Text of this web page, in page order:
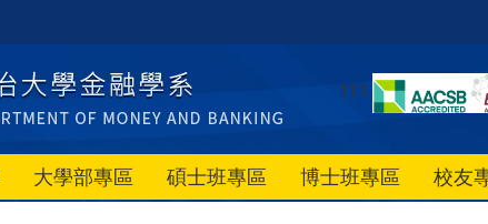
111
大學部專區 碩士班專區 博士班專區 校友